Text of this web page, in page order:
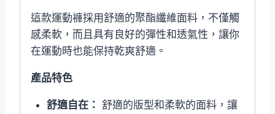
這款運動褲採用舒適的聚酯纖維面料，不僅觸
感柔軟，而且具有良好的彈性和透氣性，讓你
在運動時也能保持乾爽舒適。
產品特色
舒適自在： 舒適的版型和柔軟的面料，讓